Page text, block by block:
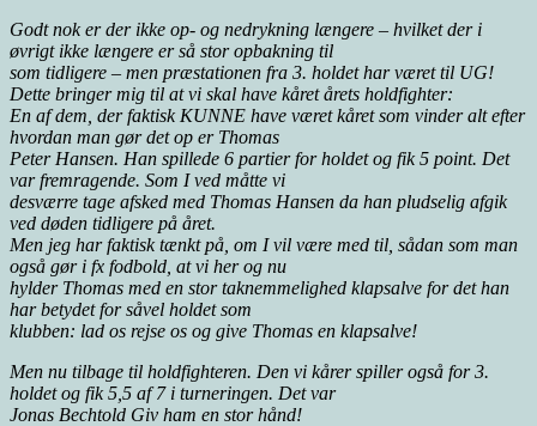
Godt nok er der ikke op- og nedrykning længere – hvilket der i
øvrigt ikke længere er så stor opbakning til
som tidligere – men præstationen fra 3. holdet har været til UG!
Dette bringer mig til at vi skal have kåret årets holdfighter:
En af dem, der faktisk KUNNE have været kåret som vinder alt efter
hvordan man gør det op er Thomas
Peter Hansen. Han spillede 6 partier for holdet og fik 5 point. Det
var fremragende. Som I ved måtte vi
desværre tage afsked med Thomas Hansen da han pludselig afgik
ved døden tidligere på året.
Men jeg har faktisk tænkt på, om I vil være med til, sådan som man
også gør i fx fodbold, at vi her og nu
hylder Thomas med en stor taknemmelighed klapsalve for det han
har betydet for såvel holdet som
klubben: lad os rejse os og give Thomas en klapsalve!
Men nu tilbage til holdfighteren. Den vi kårer spiller også for 3.
holdet og fik 5,5 af 7 i turneringen. Det var
Jonas Bechtold Giv ham en stor hånd!